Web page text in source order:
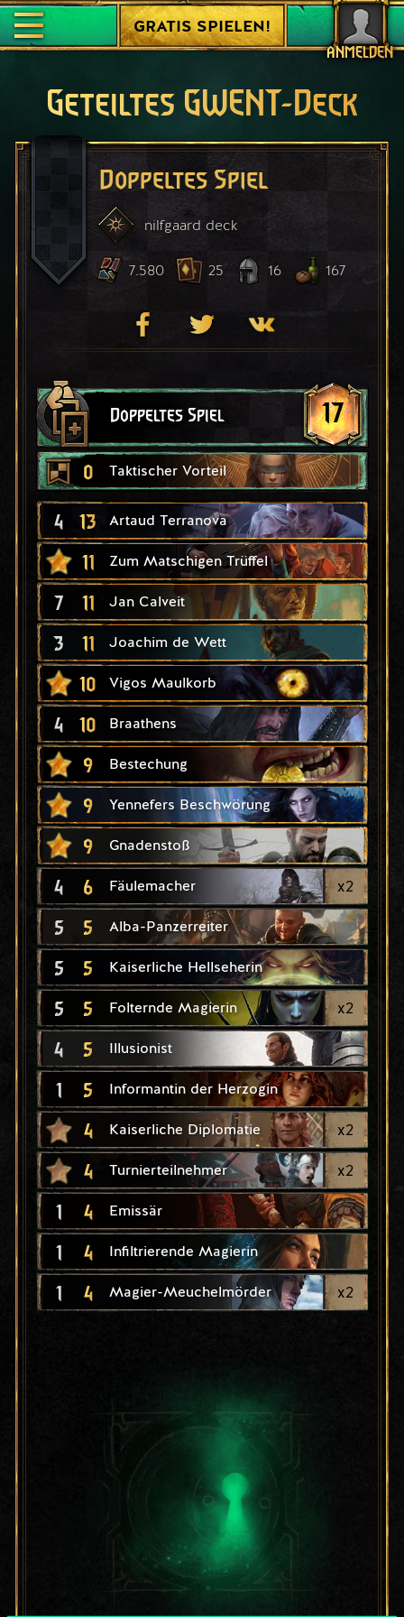
ANMELDEN
GRATIS SPIELEN!
Geteiltes GWENT-Deck
Doppeltes Spiel
nilfgaard deck
7.580 25 16 167
Doppeltes Spiel 17
0 Taktischer Vorteil
4 13 Artaud Terranova
11 Zum Matschigen Trüffel
7 11 Jan Calveit
3 11 Joachim de Wett
10 Vigos Maulkorb
4 10 Braathens
9 Bestechung
9 Yennefers Beschwörung
9 Gnadenstoß
4 6 Fäulemacher x2
5 5 Alba-Panzerreiter
5 5 Kaiserliche Hellseherin
5 5 Folternde Magierin x2
4 5 Illusionist
1 5 Informantin der Herzogin
4 Kaiserliche Diplomatie x2
4 Turnierteilnehmer x2
1 4 Emissär
1 4 Infiltrierende Magierin
1 4 Magier-Meuchelmörder x2